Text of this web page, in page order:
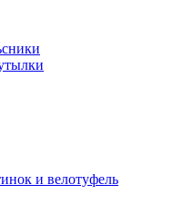
и велотуфель